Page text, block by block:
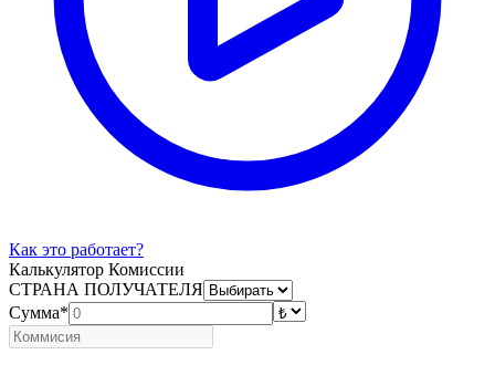
Как это работает?
Калькулятор Комиссии
СТРАНА ПОЛУЧАТЕЛЯ
Сумма*